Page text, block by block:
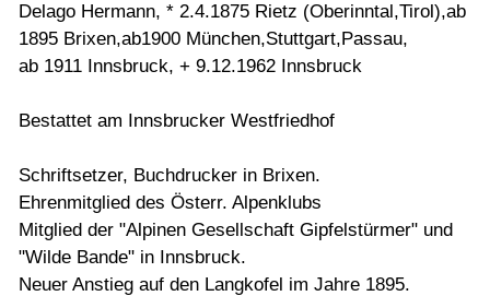
Delago Hermann, * 2.4.1875 Rietz (Oberinntal,Tirol),ab
1895 Brixen,ab1900 München,Stuttgart,Passau,
ab 1911 Innsbruck, + 9.12.1962 Innsbruck
Bestattet am Innsbrucker Westfriedhof
Schriftsetzer, Buchdrucker in Brixen.
Ehrenmitglied des Österr. Alpenklubs
Mitglied der "Alpinen Gesellschaft Gipfelstürmer" und
"Wilde Bande" in Innsbruck.
Neuer Anstieg auf den Langkofel im Jahre 1895.